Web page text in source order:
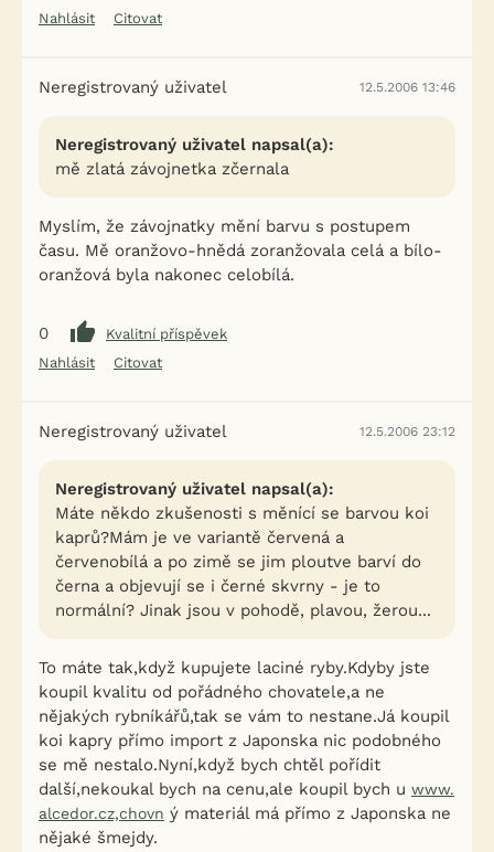
Nahlásit
Citovat
Neregistrovaný uživatel 12.5.2006 13:46
Neregistrovaný uživatel napsal(a):
mě zlatá závojnetka zčernala
Myslím, že závojnatky mění barvu s postupem
času. Mě oranžovo-hnědá zoranžovala celá a bílo-
oranžová byla nakonec celobílá.
0
Kvalitní příspěvek
Nahlásit
Citovat
Neregistrovaný uživatel 12.5.2006 23:12
Neregistrovaný uživatel napsal(a):
Máte někdo zkušenosti s měnící se barvou koi
kaprů?Mám je ve variantě červená a
červenobílá a po zimě se jim ploutve barví do
černa a objevují se i černé skvrny - je to
normální? Jinak jsou v pohodě, plavou, žerou...
To máte tak,když kupujete laciné ryby.Kdyby jste
koupil kvalitu od pořádného chovatele,a ne
nějakých rybníkářů,tak se vám to nestane.Já koupil
koi kapry přímo import z Japonska nic podobného
se mě nestalo.Nyní,když bych chtěl pořídit
další,nekoukal bych na cenu,ale koupil bych u www.
alcedor.cz,chovn ý materiál má přímo z Japonska ne
nějaké šmejdy.